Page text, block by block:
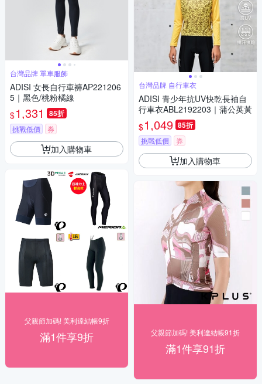
台灣品牌 單車服飾
ADISI 女長自行車褲AP221206
5｜黑色/桃粉橘線
$1,331 85折
挑戰低價 券
加入購物車
父親節加碼! 美利達結帳9折
滿1件享9折
台灣品牌 自行車衣
ADISI 青少年抗UV快乾長袖自
行車衣ABL2192203｜蒲公英黃
$1,049 85折
挑戰低價 券
加入購物車
父親節加碼! 美利達結帳91折
滿1件享91折